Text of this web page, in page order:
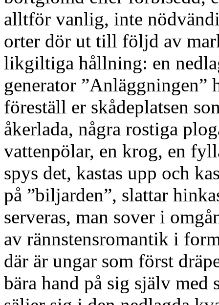
alltför vanlig, inte
orter dör ut till följd av
likgiltiga hållning: en
generator ”Anläggningen”
föreställ er skådeplatsen
åkerlada, några rostiga
vattenpölar, en krog, en
spys det, kastas upp och
på ”biljarden”, slattar
serveras, man sover i
av rännstensromantik i
där är ungar som först
bära hand på sig själv med